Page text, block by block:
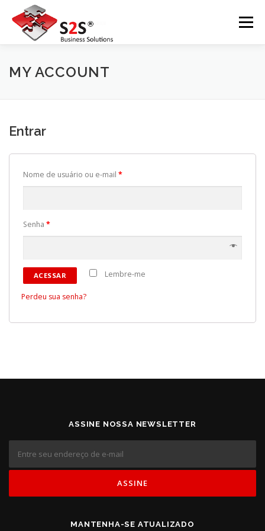
para
conteúdo
Menu
INÍCIO SOBRE A S2S
POLÍTICA DE PRIVACIDADE
MY ACCOUNT
Entrar
Nome de usuário ou e-mail *
Senha *
Lembre-me
ACESSAR
Perdeu sua senha?
ASSINE NOSSA NEWSLETTER
MANTENHA-SE ATUALIZADO